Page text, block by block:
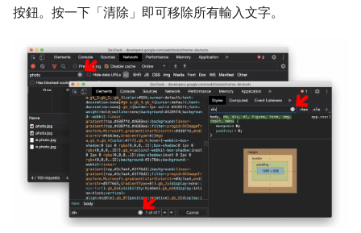
按鈕。按一下「清除」 即可移除所有輸入文字。